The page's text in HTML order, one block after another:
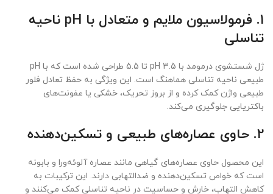
1. فرمولاسیون ملایم و متعادل با pH ناحیه
تناسلی
ژل شستشوی درمومد با pH 3.5 تا 5.5 طراحی شده است که با pH
طبیعی ناحیه تناسلی هماهنگ است. این ویژگی به حفظ تعادل فلور
طبیعی واژن کمک کرده و از بروز تحریک، خشکی یا عفونت‌های
باکتریایی جلوگیری می‌کند.
2. حاوی عصاره‌های طبیعی و تسکین‌دهنده
این محصول حاوی عصاره‌های گیاهی مانند عصاره آلوئه‌ورا و بابونه
است که خواص تسکین‌دهنده و ضدالتهابی دارند. این ترکیبات به
کاهش التهاب، خارش و حساسیت در ناحیه تناسلی کمک می‌کنند و